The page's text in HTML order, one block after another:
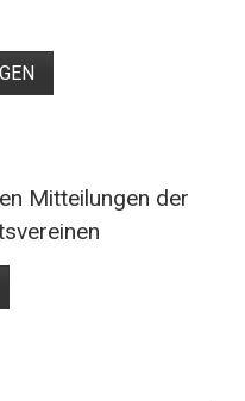
Mitteilungen der